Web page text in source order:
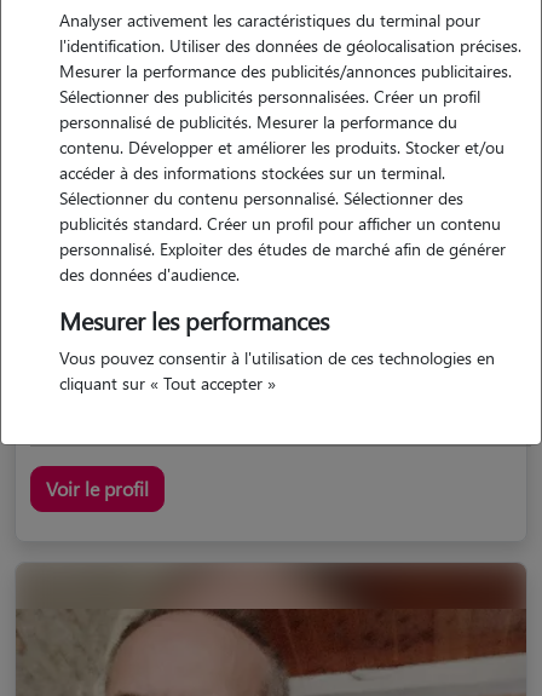
Marilou
Cahors 46000
appartement
5/5 (3 avis)
garde d'animaux
Voir le profil
Analyser activement les caractéristiques du terminal pour
l'identification. Utiliser des données de géolocalisation précises.
Mesurer la performance des publicités/annonces publicitaires.
Sélectionner des publicités personnalisées. Créer un profil
personnalisé de publicités. Mesurer la performance du
contenu. Développer et améliorer les produits. Stocker et/ou
accéder à des informations stockées sur un terminal.
Sélectionner du contenu personnalisé. Sélectionner des
publicités standard. Créer un profil pour afficher un contenu
personnalisé. Exploiter des études de marché afin de générer
des données d'audience.
Mesurer les performances
Vous pouvez consentir à l'utilisation de ces technologies en
cliquant sur « Tout accepter »